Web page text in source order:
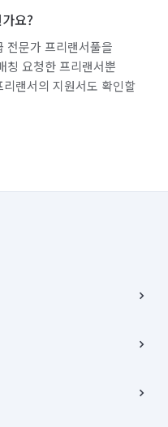
요?
전문가 프리랜서풀을
칭 요청한 프리랜서뿐
랜서의 지원서도 확인할
학동, 트윈트리빌딩) B동 5층
로 24, 7층, 8층 미소
거래당사자에게 있습니다.